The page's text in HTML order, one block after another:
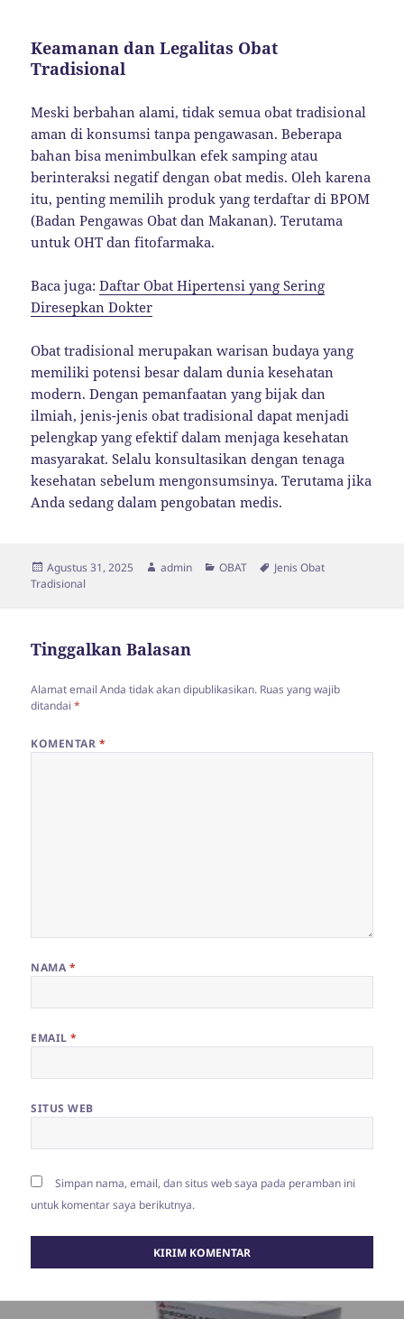
Keamanan dan Legalitas Obat
Tradisional
Meski berbahan alami, tidak semua obat tradisional
aman di konsumsi tanpa pengawasan. Beberapa
bahan bisa menimbulkan efek samping atau
berinteraksi negatif dengan obat medis. Oleh karena
itu, penting memilih produk yang terdaftar di BPOM
(Badan Pengawas Obat dan Makanan). Terutama
untuk OHT dan fitofarmaka.
Baca juga:Daftar Obat Hipertensi yang Sering
Diresepkan Dokter
Obat tradisional merupakan warisan budaya yang
memiliki potensi besar dalam dunia kesehatan
modern. Dengan pemanfaatan yang bijak dan
ilmiah, jenis-jenis obat tradisional dapat menjadi
pelengkap yang efektif dalam menjaga kesehatan
masyarakat. Selalu konsultasikan dengan tenaga
kesehatan sebelum mengonsumsinya. Terutama jika
Anda sedang dalam pengobatan medis.
Diposkan
pada
Agustus 31, 2025 Penulis
admin Kategori
OBAT Tag
Jenis Obat
Tradisional
Tinggalkan Balasan
Alamat email Anda tidak akan dipublikasikan. Ruas yang wajib
ditandai*
KOMENTAR *
NAMA *
EMAIL*
SITUS WEB
Simpan nama, email, dan situs web saya pada peramban ini
untuk komentar saya berikutnya.